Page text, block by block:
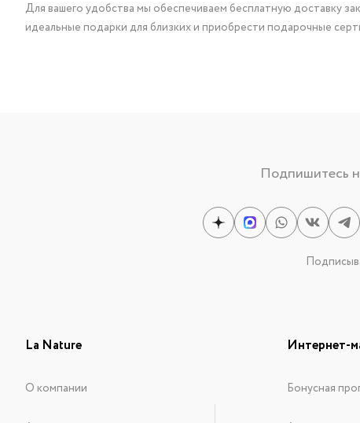
Для вашего удобства мы обеспечиваем бесплатную доставку
идеальные подарки для близких и приобрести подарочные
Подпишитесь
La Nature
О компании
Интернет-
Бонусная